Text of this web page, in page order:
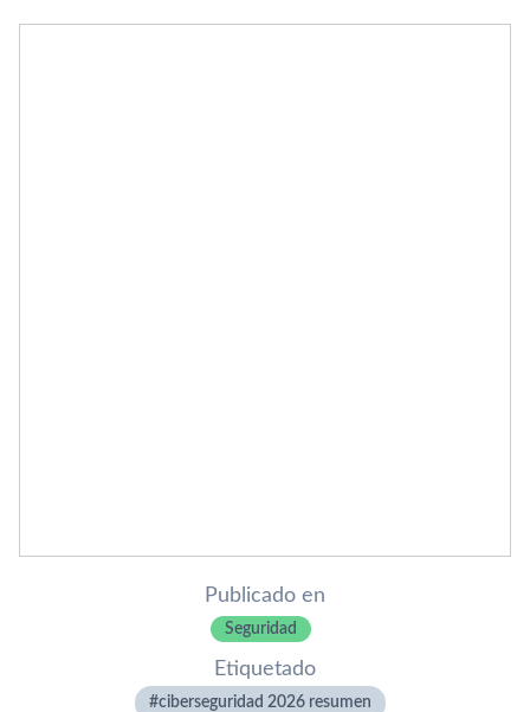
Publicado en
Seguridad
Etiquetado
ciberseguridad 2026 resumen